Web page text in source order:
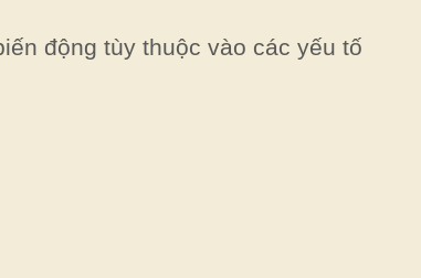
động tùy thuộc vào các yếu tố